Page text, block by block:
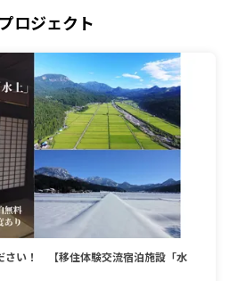
ロジェクト
さい！ 【移住体験交流宿泊施設「水